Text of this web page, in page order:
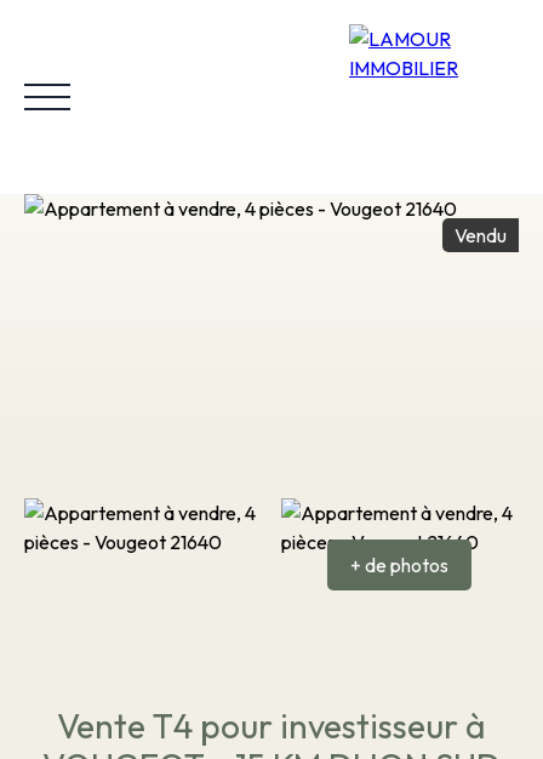
Vendu
+ de photos
Vente T4 pour investisseur à